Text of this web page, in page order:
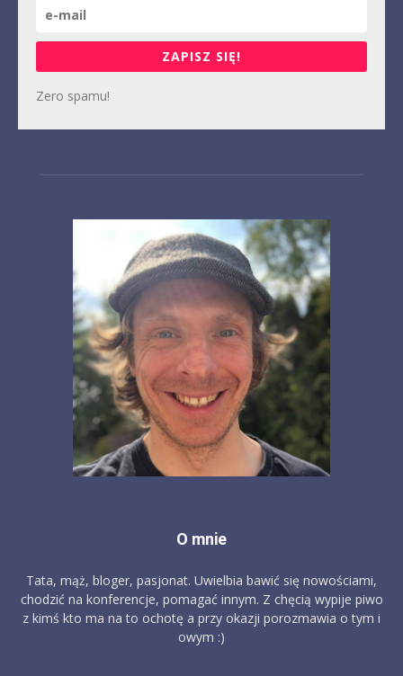
ZAPISZ SIĘ!
Zero spamu!
O mnie
Tata, mąż, bloger, pasjonat. Uwielbia bawić się nowościami,
chodzić na konferencje, pomagać innym. Z chęcią wypije piwo
z kimś kto ma na to ochotę a przy okazji porozmawia o tym i
owym :)